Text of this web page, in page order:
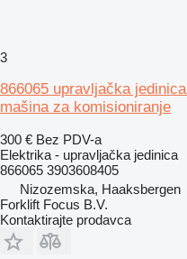
3
866065 upravljačka
mašina za komisioniranje
300 € Bez PDV-a
Elektrika - upravljačka jedinica
866065 3903608405
Nizozemska, Haaksbergen
Forklift Focus B.V.
Kontaktirajte prodavca